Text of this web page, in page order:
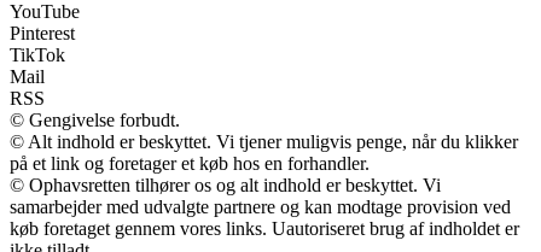
YouTube
Pinterest
TikTok
Mail
RSS
© Gengivelse forbudt.
© Alt indhold er beskyttet. Vi tjener muligvis penge, når du klikker
på et link og foretager et køb hos en forhandler.
© Ophavsretten tilhører os og alt indhold er beskyttet. Vi
samarbejder med udvalgte partnere og kan modtage provision ved
køb foretaget gennem vores links. Uautoriseret brug af indholdet er